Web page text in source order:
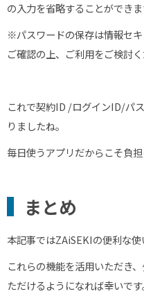
の入力を省略することができま
※パスワードの保存は情報セ
ご確認の上、ご利用をご検討く
これで契約ID /ログインID/パ
りましたね。
毎日使うアプリだからこそ負
まとめ
本記事ではZAiSEKIの便利な使
これらの機能を活用いただき
ただけるようになれば幸いです